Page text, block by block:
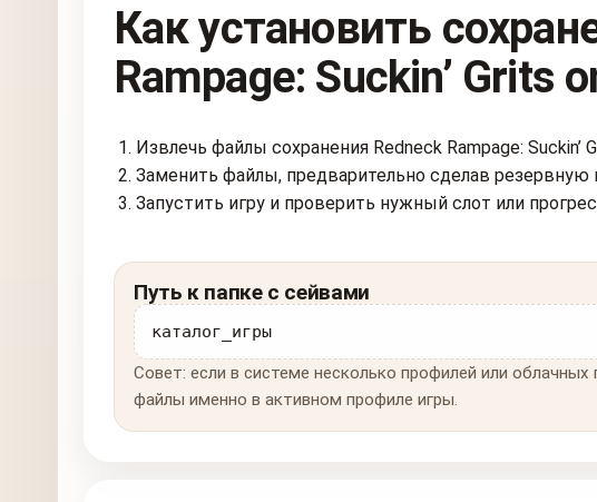
Как установить
Rampage: Suckin’ Grits
Извлечь файлы сохранения Redneck Rampage: Suckin’
Заменить файлы, предварительно сделав резервную
Запустить игру и проверить нужный слот или
Путь к папке с сейвами
каталог_игры
Совет: если в системе несколько профилей или облачных
файлы именно в активном профиле игры.